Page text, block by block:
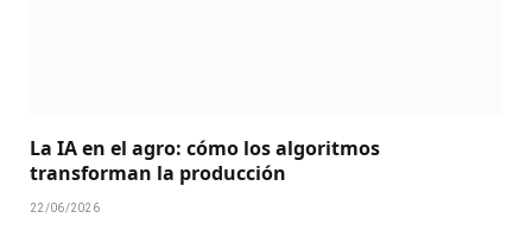
La IA en el agro: cómo los algoritmos
transforman la producción
22/06/2026